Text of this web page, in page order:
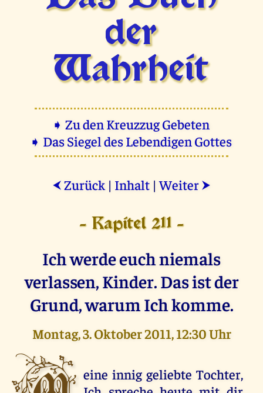
der
Wahrheit
➧ Zu den Kreuzzug Gebeten
➧ Das Siegel des Lebendigen Gottes
⮜ Zurück | Inhalt |Weiter ⮞
- Kapitel 211 -
Ich werde euch niemals
verlassen, Kinder. Das ist der
Grund, warum Ich komme.
Montag, 3. Oktober 2011, 12:30 Uhr
eine innig geliebte Tochter,